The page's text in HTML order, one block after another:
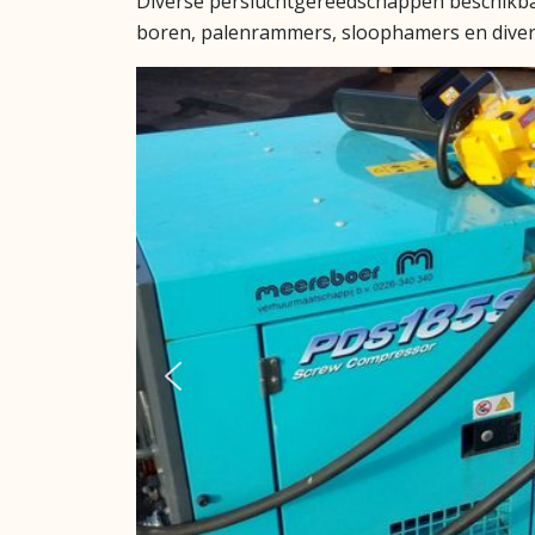
boren, palenrammers, sloophamers en